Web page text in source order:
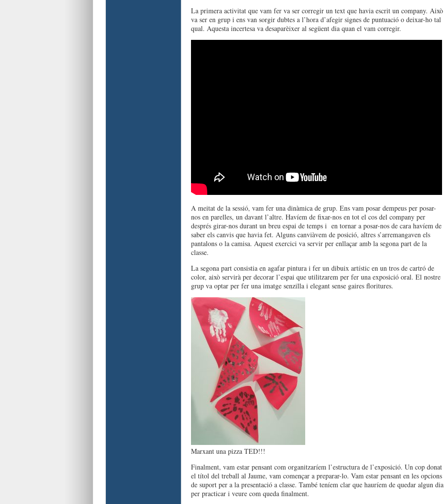
La primera activitat que vam fer va ser corregir un text que havia escrit un company. Això
va ser en grup i ens van sorgir dubtes a l’hora d’afegir signes de puntuació o deixar-ho tal
qual. Aquesta incertesa va desaparèixer al següent dia quan el vam corregir.
A meitat de la sessió, vam fer una dinàmica de grup. Ens vam posar dempeus per posar-
nos en parelles, un davant l’altre. Havíem de fixar-nos en tot el cos del company per
després girar-nos durant un breu espai de temps i en tornar a posar-nos de cara havíem de
saber els canvis que havia fet. Alguns canviàvem de posició, altres s’arremangaven els
pantalons o la camisa. Aquest exercici va servir per enllaçar amb la segona part de la
classe.
La segona part consistia en agafar pintura i fer un dibuix artístic en un tros de cartró de
color, això servirà per decorar l’espai que utilitzarem per fer una exposició oral. El nostre
grup va optar per fer una imatge senzilla i elegant sense gaires floritures.
Marxant una pizza TED!!!
Finalment, vam estar pensant com organitzaríem l’estructura de l’exposició. Un cop donat
el títol del treball al Jaume, vam començar a preparar-lo. Vam estar pensant en les opcions
de suport per a la presentació a classe. També teníem clar que hauríem de quedar algun dia
per practicar i veure com queda finalment.